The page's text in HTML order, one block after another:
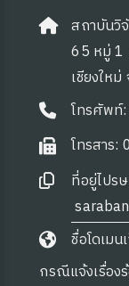
สถาบันวิ
65 หมู่ 1
เชียงให
โทรศัพท์
โทรสาร
ที่อยู่ไปร
ชื่อโดเม
กรณีแจ้งเรื่อง